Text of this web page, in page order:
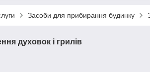
Засоби для прибирання будинку
духовок і грилів